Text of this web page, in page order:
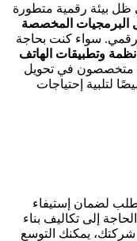
ظل بيئة رقمية متطورة
البرمجيات المخصصة
سواء كنت بحاجة
أنظمة وتطبيقات الهاتف
متخصصون في تحويل
لتلبية إحتياجات
لضمان إستيفاء
إلى تكاليف بناء
شركتك، يمكنك التوسع